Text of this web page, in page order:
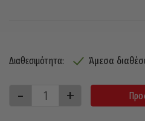
Διαθεσιμότητα: Άμεσα